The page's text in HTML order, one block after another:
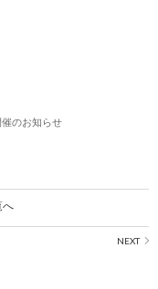
催のお知らせ
へ